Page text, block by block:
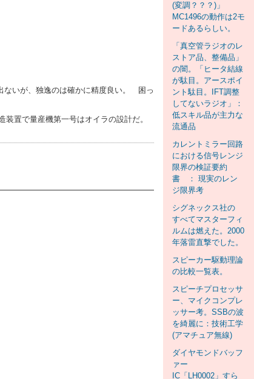
ないが、独逸のは確かに精度良い。 困っ
置で量産機第一号はオイラの設計だ。
(変調？？？)」
MC1496の動作は2モ
ードあるらしい。
「真空管ラジオのレ
ストア品、整備品」
の闇。「ヒータ結線
が駄目。アースポイ
ント駄目。IFT調整
してないラジオ」：
低スキル品が主力な
流通品
カレントミラー回路
における信号レンジ
限界の検証要約
書 ： 現実のレン
ジ限界考
シグネックス社の
すべてマスターフィ
ルムは燃えた。2000
年落雷直撃でした。
スピーカー駆動理論
の比較一覧表。
スピーチプロセッサ
ー、マイクコンプレ
ッサー考。SSBの波
を綺麗に：技術工学
(アマチュア無線)
ダイヤモンドバッフ
ァー
IC「LH0002」すら